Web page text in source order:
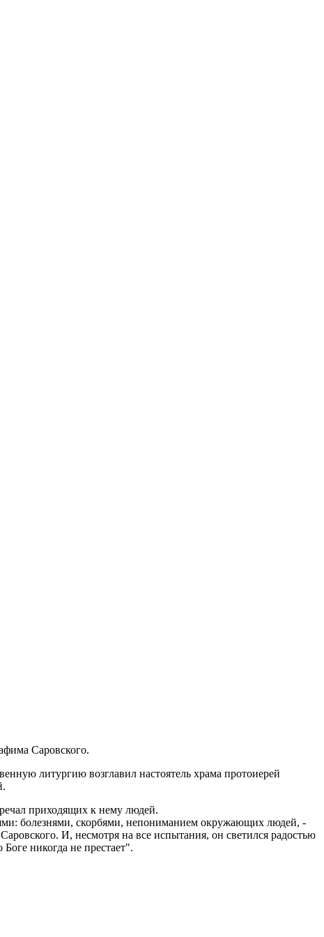
Саровского.
литургию возглавил настоятель храма протоиерей
приходящих к нему людей.
болезнями, скорбями, непониманием окружающих людей, -
И, несмотря на все испытания, он светился радостью
никогда не престает".